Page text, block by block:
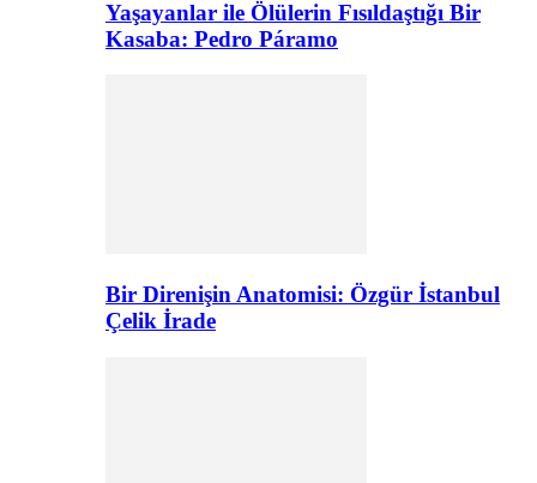
Yaşayanlar ile Ölülerin Fısıldaştığı Bir
Kasaba: Pedro Páramo
Bir Direnişin Anatomisi: Özgür İstanbul
Çelik İrade